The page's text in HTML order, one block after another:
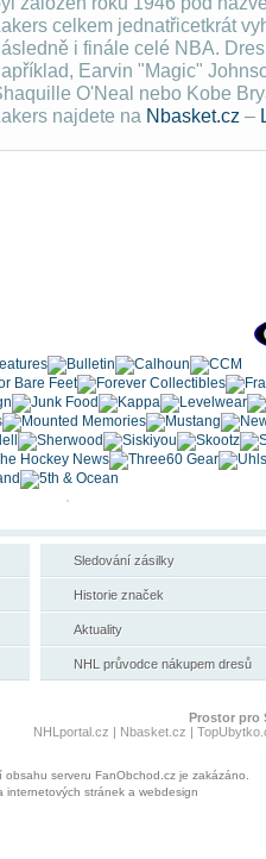
celkem jednatřicetkrát
i finále celé NBA.
Earvin "Magic"
O'Neal nebo Kobe
najdete na Nbasket.cz –
Sledování zásilky
Historie značek
Aktuality
NHL průvodce nákupem dresů
Prostor pro
NHLportal.cz | Nbasket.cz |
serveru FanObchod.cz je zakázáno.
internetových stránek a webdesign